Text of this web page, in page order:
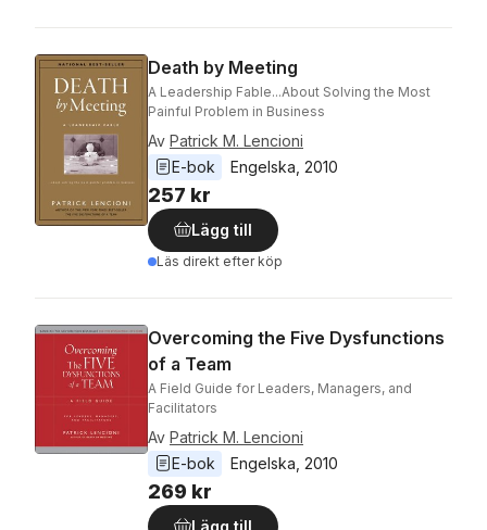
Death by Meeting
A Leadership Fable...About Solving the Most
Painful Problem in Business
Av Patrick M. Lencioni
E-bok
Engelska 2010
257 kr
Lägg till
Läs direkt efter köp
Overcoming the Five Dysfunctions
of a Team
A Field Guide for Leaders, Managers, and
Facilitators
Av Patrick M. Lencioni
E-bok
Engelska 2010
269 kr
Lägg till